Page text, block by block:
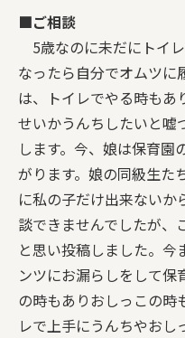
■ご相談
5歳なのに未だにトイ
なったら自分でオムツに
は、トイレでやる時もあ
せいかうんちしたいと嘘
します。今、娘は保育園
がります。娘の同級生た
に私の子だけ出来ないか
談できませんでしたが、
と思い投稿しました。
ンツにお漏らしをして保
の時もありおしっこの時
レで上手にうんちやお